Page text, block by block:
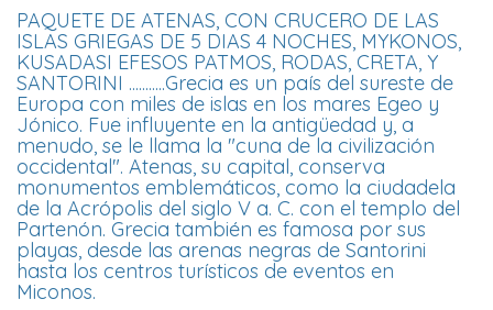
PAQUETE DE ATENAS, CON CRUCERO DE LAS
ISLAS GRIEGAS DE 5 DIAS 4 NOCHES, MYKONOS,
KUSADASI EFESOS PATMOS, RODAS, CRETA, Y
SANTORINI ...........Grecia es un país del sureste de
Europa con miles de islas en los mares Egeo y
Jónico. Fue influyente en la antigüedad y, a
menudo, se le llama la "cuna de la civilización
occidental". Atenas, su capital, conserva
monumentos emblemáticos, como la ciudadela
de la Acrópolis del siglo V a. C. con el templo del
Partenón. Grecia también es famosa por sus
playas, desde las arenas negras de Santorini
hasta los centros turísticos de eventos en
Miconos.